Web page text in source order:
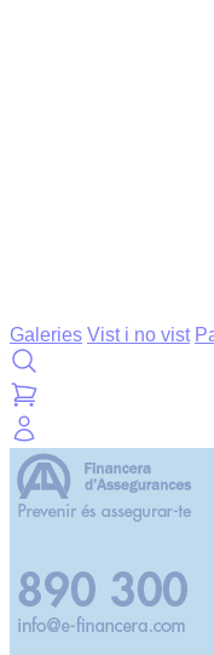
Galeries Vist i no vist